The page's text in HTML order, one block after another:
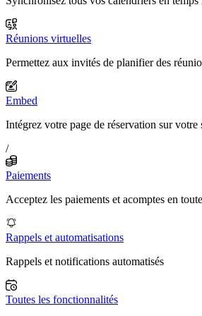
Réunions virtuelles
Permettez aux invités de planifier des
Embed
Intégrez votre page de réservation sur votre
/
Paiements
Acceptez les paiements et acomptes en
Rappels et automatisations
Rappels et notifications automatisés
Toutes les fonctionnalités